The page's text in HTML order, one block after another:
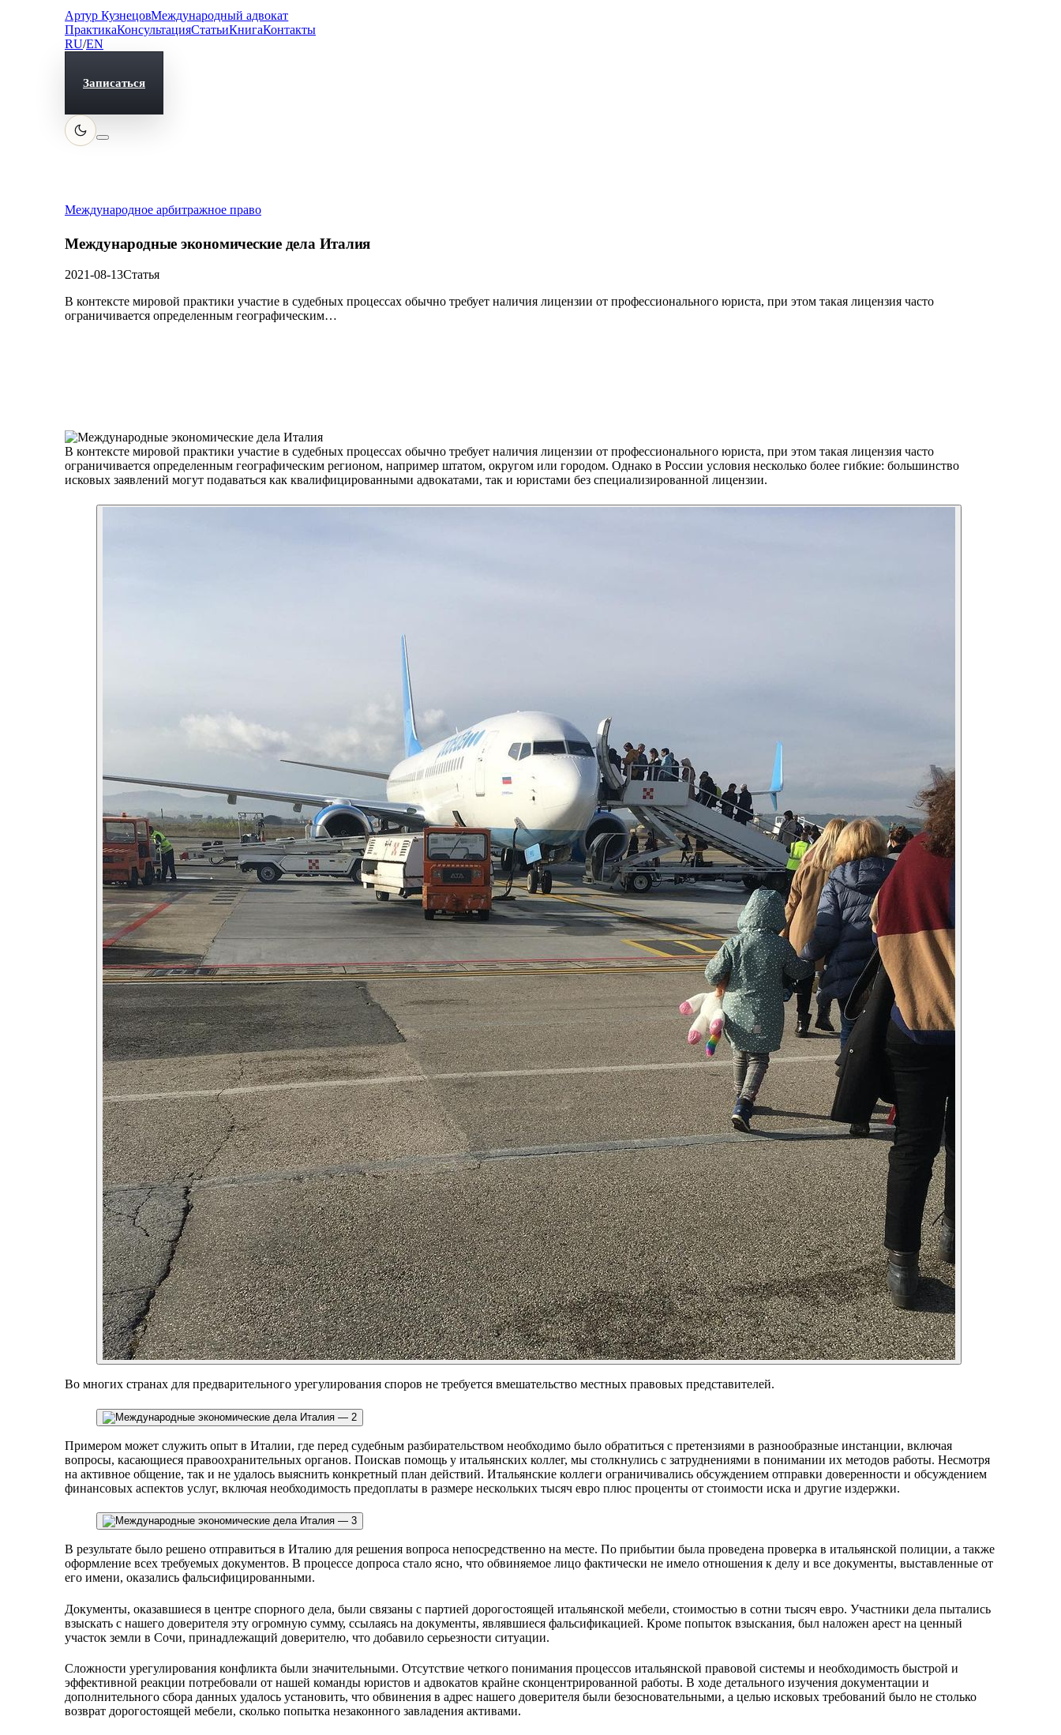
Артур КузнецовМеждународный адвокат
ПрактикаКонсультацияСтатьиКнигаКонтакты
RU/EN
Записаться
Международное арбитражное право
Международные экономические дела Италия
2021-08-13Статья
В контексте мировой практики участие в судебных процессах обычно требует наличия лицензии от профессионального юриста, при этом такая лицензия часто
ограничивается определенным географическим…
В контексте мировой практики участие в судебных процессах обычно требует наличия лицензии от профессионального юриста, при этом такая лицензия часто
ограничивается определенным географическим регионом, например штатом, округом или городом. Однако в России условия несколько более гибкие: большинство
исковых заявлений могут подаваться как квалифицированными адвокатами, так и юристами без специализированной лицензии.
Во многих странах для предварительного урегулирования споров не требуется вмешательство местных правовых представителей.
Примером может служить опыт в Италии, где перед судебным разбирательством необходимо было обратиться с претензиями в разнообразные инстанции, включая
вопросы, касающиеся правоохранительных органов. Поискав помощь у итальянских коллег, мы столкнулись с затруднениями в понимании их методов работы. Несмотря
на активное общение, так и не удалось выяснить конкретный план действий. Итальянские коллеги ограничивались обсуждением отправки доверенности и обсуждением
финансовых аспектов услуг, включая необходимость предоплаты в размере нескольких тысяч евро плюс проценты от стоимости иска и другие издержки.
В результате было решено отправиться в Италию для решения вопроса непосредственно на месте. По прибытии была проведена проверка в итальянской полиции, а также
оформление всех требуемых документов. В процессе допроса стало ясно, что обвиняемое лицо фактически не имело отношения к делу и все документы, выставленные от
его имени, оказались фальсифицированными.
Документы, оказавшиеся в центре спорного дела, были связаны с партией дорогостоящей итальянской мебели, стоимостью в сотни тысяч евро. Участники дела пытались
взыскать с нашего доверителя эту огромную сумму, ссылаясь на документы, являвшиеся фальсификацией. Кроме попыток взыскания, был наложен арест на ценный
участок земли в Сочи, принадлежащий доверителю, что добавило серьезности ситуации.
Сложности урегулирования конфликта были значительными. Отсутствие четкого понимания процессов итальянской правовой системы и необходимость быстрой и
эффективной реакции потребовали от нашей команды юристов и адвокатов крайне сконцентрированной работы. В ходе детального изучения документации и
дополнительного сбора данных удалось установить, что обвинения в адрес нашего доверителя были безосновательными, а целью исковых требований было не столько
возврат дорогостоящей мебели, сколько попытка незаконного завладения активами.